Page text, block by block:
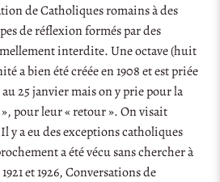
de Catholiques romains à des
de réflexion formés par des
interdite. Une octave (huit
a bien été créée en 1908 et est priée
25 janvier mais on y prie pour la
», pour leur « retour ». On visait
y a eu des exceptions catholiques
a été vécu sans chercher à
et 1926, Conversations de